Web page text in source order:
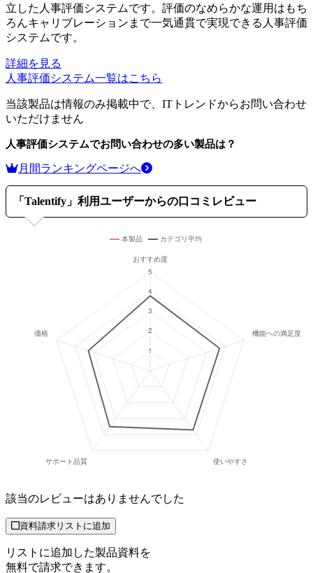
立した人事評価システムです。評価のなめらかな運用はもち
ろんキャリブレーションまで一気通貫で実現できる人事評価
システムです。
詳細を見る
人事評価システム一覧はこちら
当該製品は情報のみ掲載中で、ITトレンドからお問い合わせ
いただけません
人事評価システムでお問い合わせの多い製品は？
月間ランキングページへ
「 Talentify 」利用ユーザーからの口コミレビュー
該当のレビューはありませんでした
資料請求リストに追加
リストに追加した製品資料を
無料で請求できます。